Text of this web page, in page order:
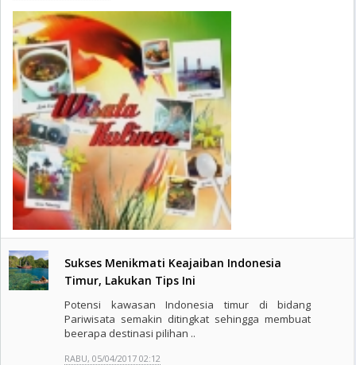
Sukses Menikmati Keajaiban Indonesia
Timur, Lakukan Tips Ini
Potensi kawasan Indonesia timur di bidang
Pariwisata semakin ditingkat sehingga membuat
beerapa destinasi pilihan ..
RABU, 05/04/2017 02:12